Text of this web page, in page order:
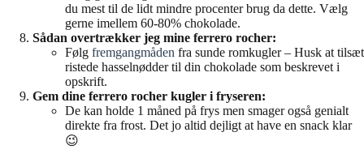
du mest til de lidt mindre procenter brug da dette. Vælg
gerne imellem 60-80% chokolade.
Sådan overtrækker jeg mine ferrero rocher:
Følg fremgangmåden fra sunde romkugler – Husk at tilsæt
ristede hasselnødder til din chokolade som beskrevet i
opskrift.
Gem dine ferrero rocher kugler i fryseren:
De kan holde 1 måned på frys men smager også genialt
direkte fra frost. Det jo altid dejligt at have en snack klar
😉